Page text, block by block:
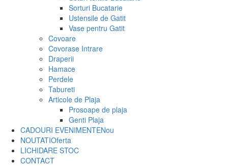
Sorturi Bucatarie
Ustensile de Gatit
Vase pentru Gatit
Covoare
Covorase Intrare
Draperii
Hamace
Perdele
Tabureti
Articole de Plaja
Prosoape de plaja
Genti Plaja
CADOURI EVENIMENTENou
NOUTATIOferta
LICHIDARE STOC
CONTACT